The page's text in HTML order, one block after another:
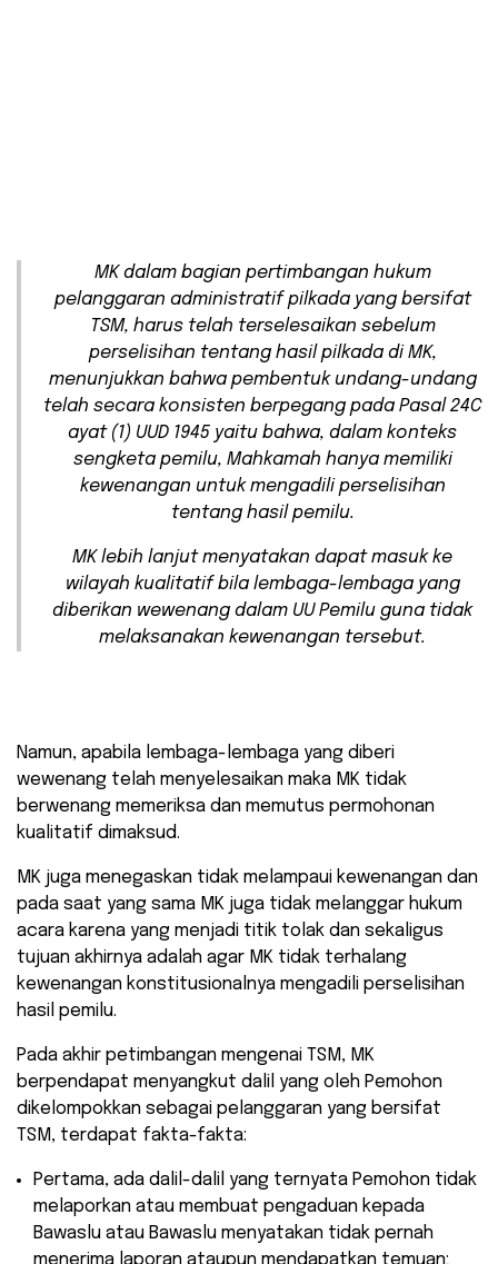
MK dalam bagian pertimbangan hukum
pelanggaran administratif pilkada yang bersifat
TSM, harus telah terselesaikan sebelum
perselisihan tentang hasil pilkada di MK,
menunjukkan bahwa pembentuk undang-undang
telah secara konsisten berpegang pada Pasal 24C
ayat (1) UUD 1945 yaitu bahwa, dalam konteks
sengketa pemilu, Mahkamah hanya memiliki
kewenangan untuk mengadili perselisihan
tentang hasil pemilu.
MK lebih lanjut menyatakan dapat masuk ke
wilayah kualitatif bila lembaga-lembaga yang
diberikan wewenang dalam UU Pemilu guna tidak
melaksanakan kewenangan tersebut.
Namun, apabila lembaga-lembaga yang diberi
wewenang telah menyelesaikan maka MK tidak
berwenang memeriksa dan memutus permohonan
kualitatif dimaksud.
MK juga menegaskan tidak melampaui kewenangan dan
pada saat yang sama MK juga tidak melanggar hukum
acara karena yang menjadi titik tolak dan sekaligus
tujuan akhirnya adalah agar MK tidak terhalang
kewenangan konstitusionalnya mengadili perselisihan
hasil pemilu.
Pada akhir petimbangan mengenai TSM, MK
berpendapat menyangkut dalil yang oleh Pemohon
dikelompokkan sebagai pelanggaran yang bersifat
TSM, terdapat fakta-fakta:
Pertama, ada dalil-dalil yang ternyata Pemohon tidak
melaporkan atau membuat pengaduan kepada
Bawaslu atau Bawaslu menyatakan tidak pernah